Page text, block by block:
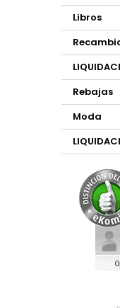
Libros
Rebajas
Moda